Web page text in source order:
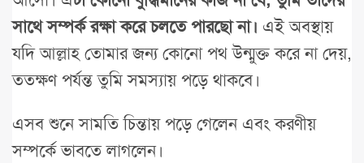
সাথে সম্পর্ক রক্ষা করে চলতে পারছো না। এই অবস্থায়
যদি আল্লাহ তোমার জন্য কোনো পথ উন্মুক্ত করে না দেয়,
ততক্ষণ পর্যন্ত তুমি সমস্যায় পড়ে থাকবে।
এসব শুনে সামতি চিন্তায় পড়ে গেলেন এবং করণীয়
সম্পর্কে ভাবতে লাগলেন।